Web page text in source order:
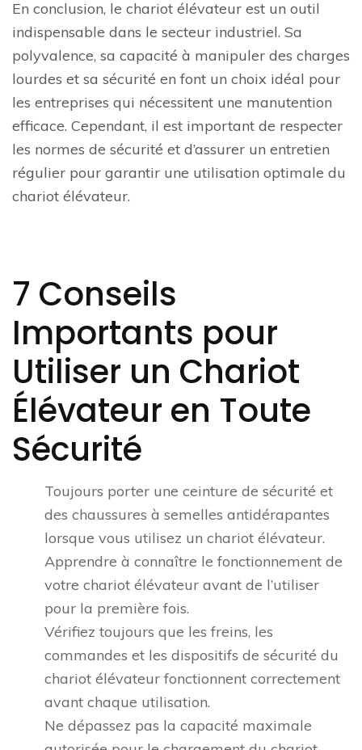
En conclusion, le chariot élévateur est un outil
indispensable dans le secteur industriel. Sa
polyvalence, sa capacité à manipuler des charges
lourdes et sa sécurité en font un choix idéal pour
les entreprises qui nécessitent une manutention
efficace. Cependant, il est important de respecter
les normes de sécurité et d’assurer un entretien
régulier pour garantir une utilisation optimale du
chariot élévateur.
7 Conseils
Importants pour
Utiliser un Chariot
Élévateur en Toute
Sécurité
Toujours porter une ceinture de sécurité et
des chaussures à semelles antidérapantes
lorsque vous utilisez un chariot élévateur.
Apprendre à connaître le fonctionnement de
votre chariot élévateur avant de l’utiliser
pour la première fois.
Vérifiez toujours que les freins, les
commandes et les dispositifs de sécurité du
chariot élévateur fonctionnent correctement
avant chaque utilisation.
Ne dépassez pas la capacité maximale